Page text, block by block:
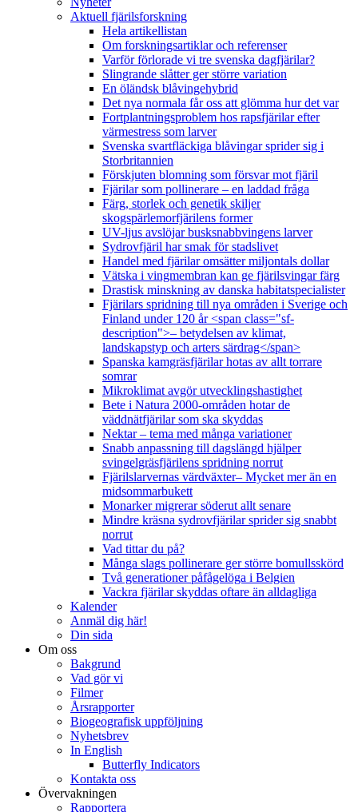
Aktuell fjärilsforskning
Hela artikellistan
Om forskningsartiklar och referenser
Varför förlorade vi tre svenska dagfjärilar?
Slingrande slåtter ger större variation
En öländsk blåvingehybrid
Det nya normala får oss att glömma hur det var
Fortplantningsproblem hos rapsfjärilar efter
värmestress som larver
Svenska svartfläckiga blåvingar sprider sig i
Storbritannien
Förskjuten blomning som försvar mot fjäril
Fjärilar som pollinerare – en laddad fråga
Färg, storlek och genetik skiljer
skogspärlemorfjärilens former
UV-ljus avslöjar busksnabbvingens larver
Sydrovfjäril har smak för stadslivet
Handel med fjärilar omsätter miljontals dollar
Vätska i vingmembran kan ge fjärilsvingar färg
Drastisk minskning av danska habitatspecialister
Fjärilars spridning till nya områden i Sverige och
Finland under 120 år <span class="sf-
description">– betydelsen av klimat,
landskapstyp och arters särdrag</span>
Spanska kamgräsfjärilar hotas av allt torrare
somrar
Mikroklimat avgör utvecklingshastighet
Bete i Natura 2000-områden hotar de
väddnätfjärilar som ska skyddas
Nektar – tema med många variationer
Snabb anpassning till dagslängd hjälper
svingelgräsfjärilens spridning norrut
Fjärilslarvernas värdväxter– Mycket mer än en
midsommarbukett
Monarker migrerar söderut allt senare
Mindre kräsna sydrovfjärilar sprider sig snabbt
norrut
Vad tittar du på?
Många slags pollinerare ger större bomullsskörd
Två generationer påfågelöga i Belgien
Vackra fjärilar skyddas oftare än alldagliga
Kalender
Anmäl dig här!
Din sida
Om oss
Bakgrund
Vad gör vi
Filmer
Årsrapporter
Biogeografisk uppföljning
Nyhetsbrev
In English
Butterfly Indicators
Kontakta oss
Övervakningen
Rapportera